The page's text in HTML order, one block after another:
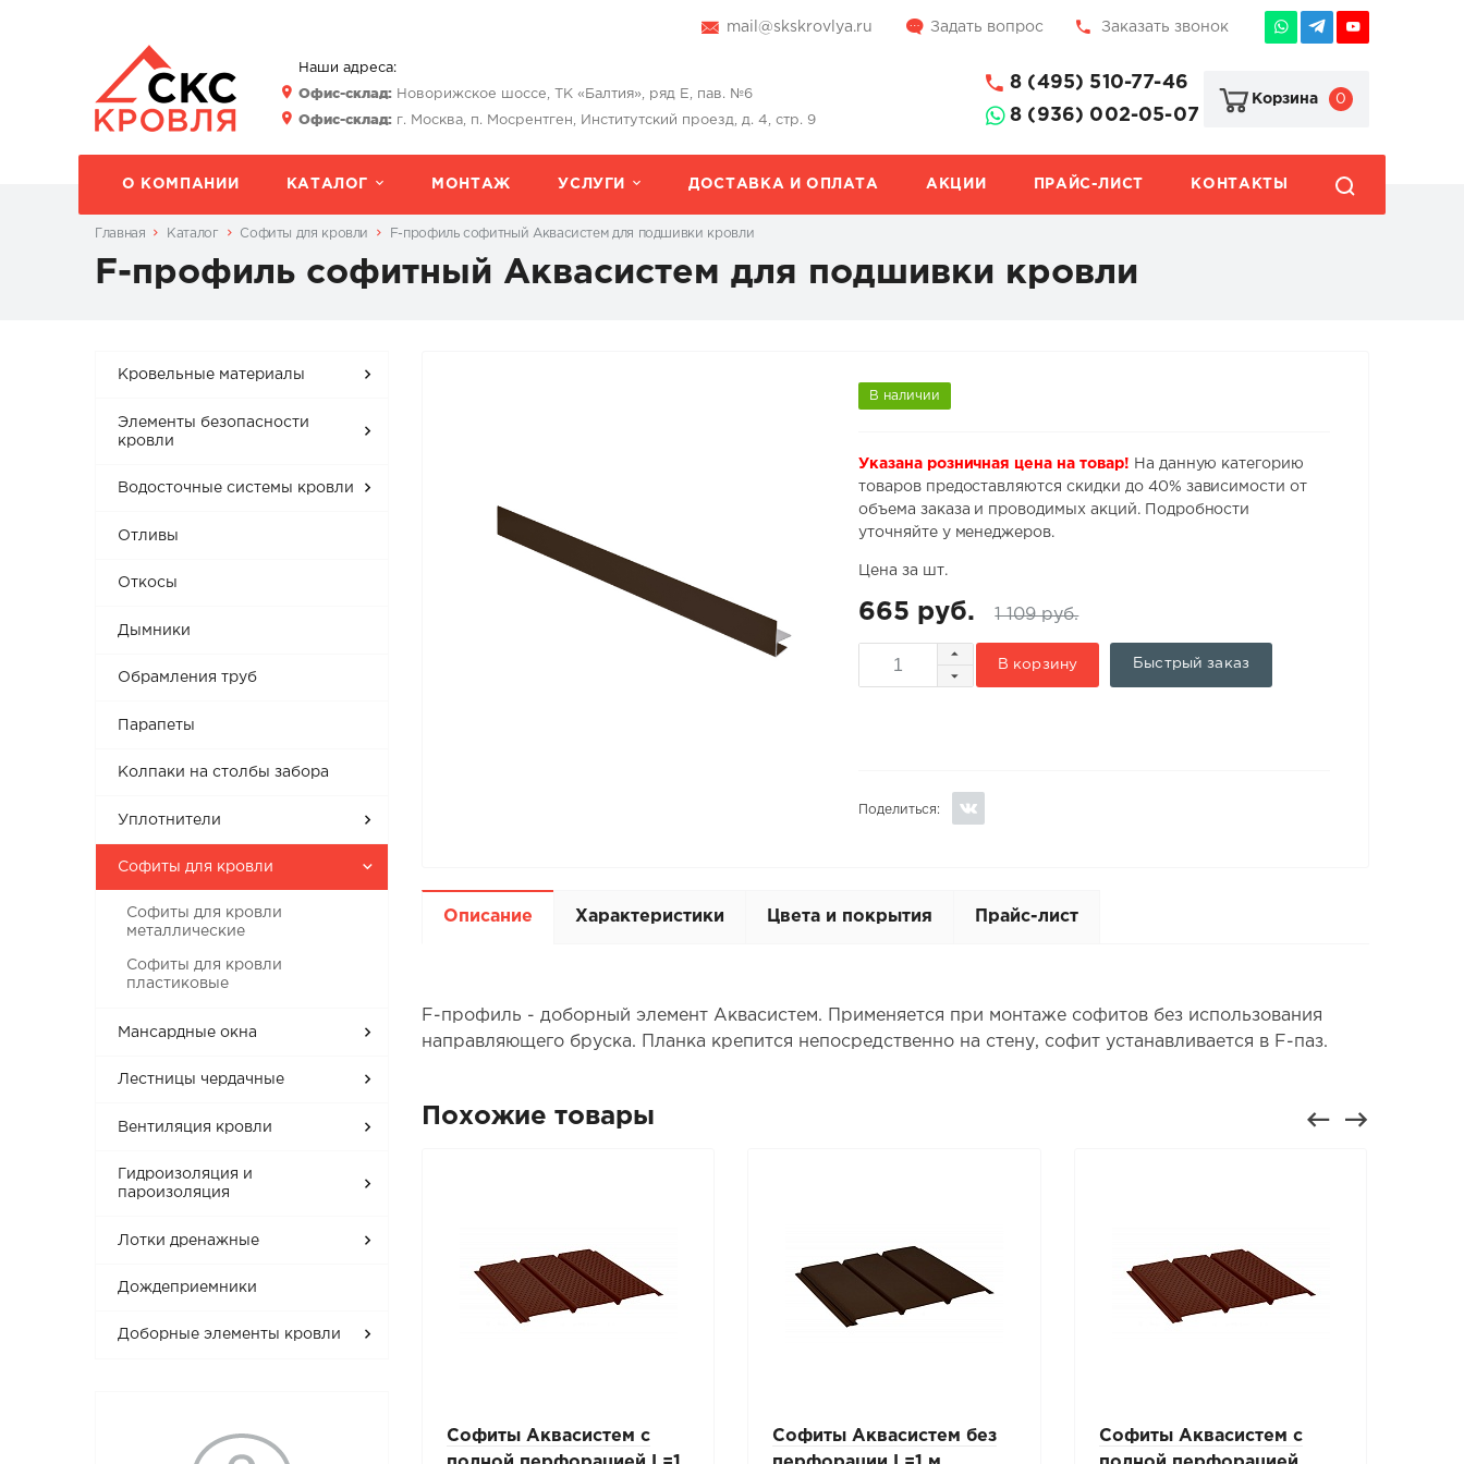
mail@skskrovlya.ru Задать вопрос Заказать звонок
Наши адреса:
Офис-склад:Новорижское шоссе, ТК «Балтия», ряд Е, пав. №6
Офис-склад:г. Москва, п. Мосрентген, Институтский проезд, д. 4, стр. 9
8 (495) 510-77-46
8 (936) 002-05-07
Корзина 0
О КОМПАНИИ КАТАЛОГ МОНТАЖ УСЛУГИ ДОСТАВКА И ОПЛАТА АКЦИИ ПРАЙС-ЛИСТ КОНТАКТЫ
Главная Каталог Софиты для кровли F-профиль софитный Аквасистем для подшивки кровли
F-профиль софитный Аквасистем для подшивки кровли
Кровельные материалы
Элементы безопасности
кровли
Водосточные системы кровли
Отливы
Откосы
Дымники
Обрамления труб
Парапеты
Колпаки на столбы забора
Уплотнители
Софиты для кровли
Софиты для кровли
металлические
Софиты для кровли
пластиковые
Мансардные окна
Лестницы чердачные
Вентиляция кровли
Гидроизоляция и
пароизоляция
Лотки дренажные
Дождеприемники
Доборные элементы кровли
В наличии
Указана розничная цена на товар! На данную категорию
товаров предоставляются скидки до 40% зависимости от
объема заказа и проводимых акций. Подробности
уточняйте у менеджеров.
Цена за шт.
665 руб. 1 109 руб.
В корзину Быстрый заказ
Поделиться:
Описание Характеристики Цвета и покрытия Прайс-лист
F-профиль - доборный элемент Аквасистем. Применяется при монтаже софитов без использования
направляющего бруска. Планка крепится непосредственно на стену, софит устанавливается в F-паз.
Похожие товары
G-планка софитная
Софиты Аквасистем с
Софиты Аквасистем без
Софиты Аквасистем с